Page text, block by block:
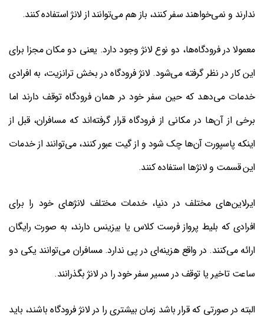
ندارند و نمی‌خواهند سفر کنند، باز هم می‌توانند از لانژ استفاده کنند.
معمولا در فرودگاه‌ها، دو نوع لانژ وجود دارد. یعنی دو مکان مجزا برای
این کار در نظر گرفته می‌شود. لانژ فرودگاه در بخش ترانزیت، به افرادی
خدمات می‌دهد که حین سفر خود در همان فرودگاه توقف دارند اما
برخی از آن‌ها در مکانی از فرودگاه قرار گرفته‌اند که مسافران، قبل از
اینکه پاسپورت آن‌ها چک شود و از گیت عبور کنند، می‌توانند از خدمات
این قسمت و لانژها استفاده کنند.
ایرلاین‌های مختلف در دنیا، خدمات مختلف لانژهای خود را برای
افرادی که بلیط پرواز فرست کلاس یا بیزینس دارند، به صورت رایگان
ارائه می‌کنند. در واقع هزینه‌ای در پی ندارد. مسافران می‌توانند یکی دو
ساعت تاخیر یا توقف در مسیر سفر خود را در لانژ بگذرانند.
البته در صورتی که قرار باشد زمان بیشتری را در لانژ فرودگاه باشند، باید